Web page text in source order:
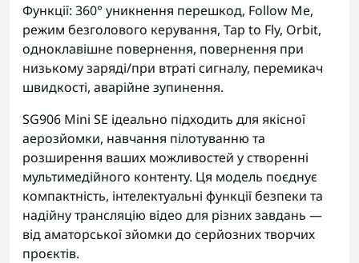
Функції: 360° уникнення перешкод, Follow Me,
режим безголового керування, Tap to Fly, Orbit,
одноклавішне повернення, повернення при
низькому заряді/при втраті сигналу, перемикач
швидкості, аварійне зупинення.
SG906 Mini SE ідеально підходить для якісної
аерозйомки, навчання пілотуванню та
розширення ваших можливостей у створенні
мультимедійного контенту. Ця модель поєднує
компактність, інтелектуальні функції безпеки та
надійну трансляцію відео для різних завдань —
від аматорської зйомки до серйозних творчих
проєктів.